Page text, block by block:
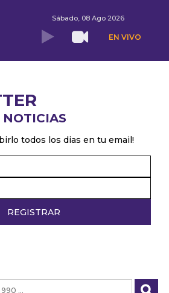
Sábado, 08 Ago 2026
EN VIVO
NOTICIAS
todos los dias en tu email!